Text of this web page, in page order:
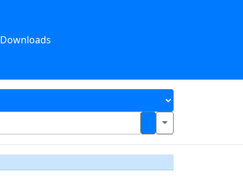
Downloads